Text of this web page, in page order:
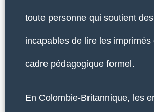
toute personne qui soutient
incapables de lire les imprimés
cadre pédagogique formel.
En Colombie-Britannique, les